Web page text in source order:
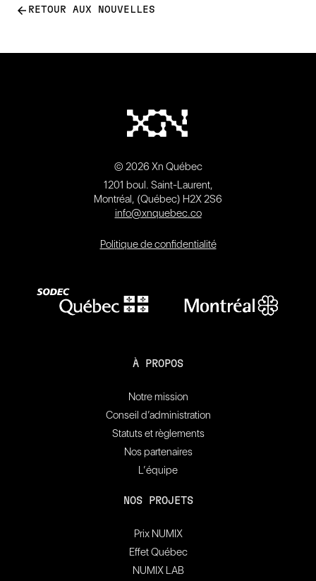
arrow_back RETOUR AUX NOUVELLES
© 2026 Xn Québec
1201 boul. Saint-Laurent,
Montréal, (Québec) H2X 2S6
info@xnquebec.co
Politique de confidentialité
À PROPOS
Notre mission
Conseil d’administration
Statuts et règlements
Nos partenaires
L’équipe
NOS PROJETS
Prix NUMIX
Effet Québec
NUMIX LAB